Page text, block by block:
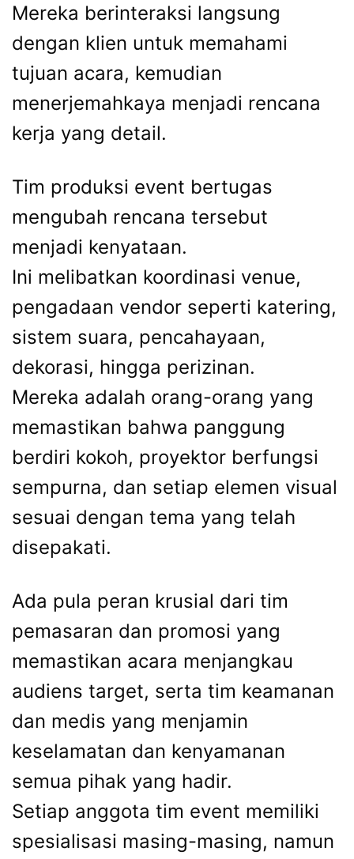
Mereka berinteraksi langsung
dengan klien untuk memahami
tujuan acara, kemudian
menerjemahkaya menjadi rencana
kerja yang detail.
Tim produksi event bertugas
mengubah rencana tersebut
menjadi kenyataan.
Ini melibatkan koordinasi venue,
pengadaan vendor seperti katering,
sistem suara, pencahayaan,
dekorasi, hingga perizinan.
Mereka adalah orang-orang yang
memastikan bahwa panggung
berdiri kokoh, proyektor berfungsi
sempurna, dan setiap elemen visual
sesuai dengan tema yang telah
disepakati.
Ada pula peran krusial dari tim
pemasaran dan promosi yang
memastikan acara menjangkau
audiens target, serta tim keamanan
dan medis yang menjamin
keselamatan dan kenyamanan
semua pihak yang hadir.
Setiap anggota tim event memiliki
spesialisasi masing-masing, namun